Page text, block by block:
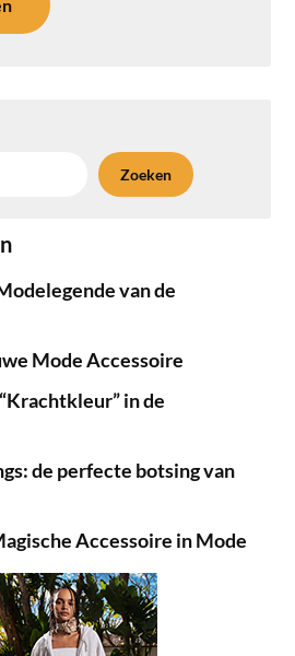
Zoeken
van de
Mode Accessoire
in de
de perfecte botsing van
Accessoire in Mode